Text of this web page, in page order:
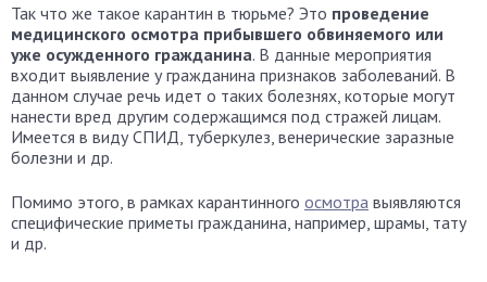
Так что же такое карантин в тюрьме? Это проведение
медицинского осмотра прибывшего обвиняемого или
уже осужденного гражданина. В данные мероприятия
входит выявление у гражданина признаков заболеваний. В
данном случае речь идет о таких болезнях, которые могут
нанести вред другим содержащимся под стражей лицам.
Имеется в виду СПИД, туберкулез, венерические заразные
болезни и др.
Помимо этого, в рамках карантинного осмотра выявляются
специфические приметы гражданина, например, шрамы, тату
и др.